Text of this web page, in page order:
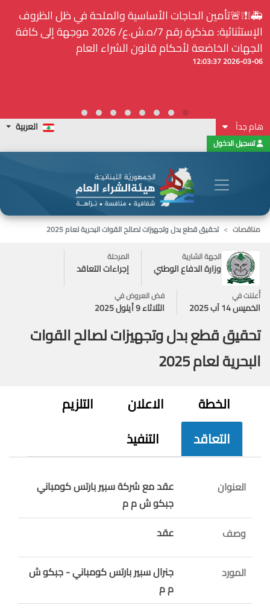
⚠️... ويكون النشر إلزامياً على المنصة الإلكترونيّة المركزيّة
لدى هيئة الشراء العام... الخ. (المادة 109 : الشفافية)
2026-02-24 13:48:11
هام جداً العربية
تسجيل الدخول
مناقصات
تحقيق قطع بدل وتجهيزات لصالح القوات البحرية لعام 2025
الجهة الشارية
وزارة الدفاع الوطني
المرحلة
إجراءات التعاقد
أُعلنت في
الخميس 14 آب 2025
فض العروض في
الثلاثاء 9 أيلول 2025
تحقيق قطع بدل وتجهيزات لصالح القوات
البحرية لعام 2025
الخطة الاعلان
التلزيم
التعاقد
التنفيذ
العنوان
عقد مع شركة سبير بارتس كومباني
جبكو ش م م
وصف
عقد
المورد
جنرال سبير بارتس كومباني - جبكو ش
م م